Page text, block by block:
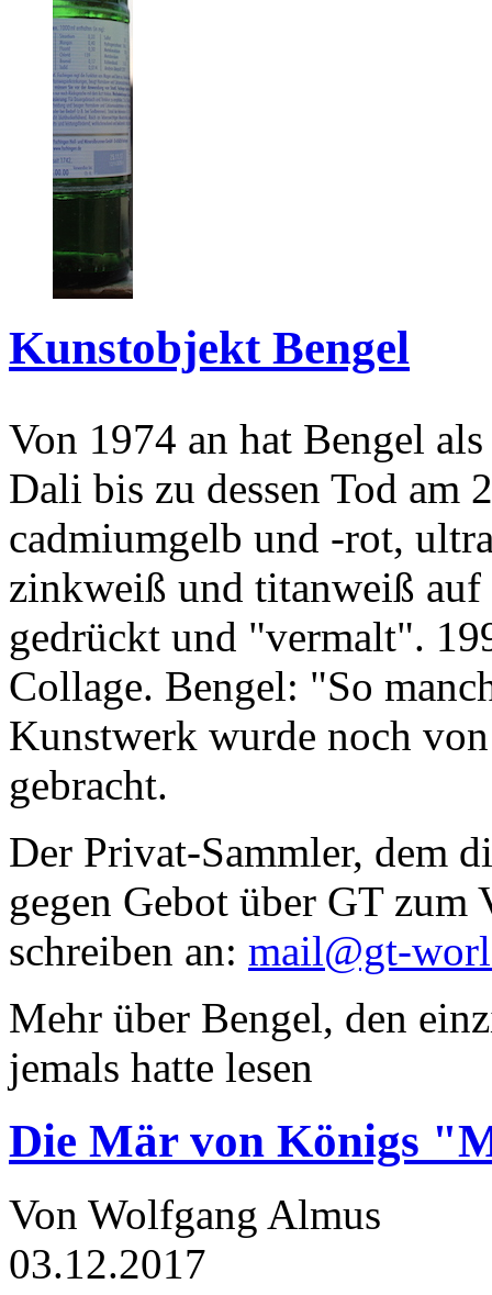
Kunstobjekt Bengel
Von 1974 an hat Bengel
Dali bis zu dessen Tod am
cadmiumgelb und -rot,
zinkweiß und titanweiß
gedrückt und "vermalt".
Collage. Bengel: "So
Kunstwerk wurde noch
gebracht.
Der Privat-Sammler, dem
gegen Gebot über GT zum
schreiben an: mail@gt-
Mehr über Bengel, den
jemals hatte lesen
Die Mär von Königs
Von Wolfgang Almus
03.12.2017